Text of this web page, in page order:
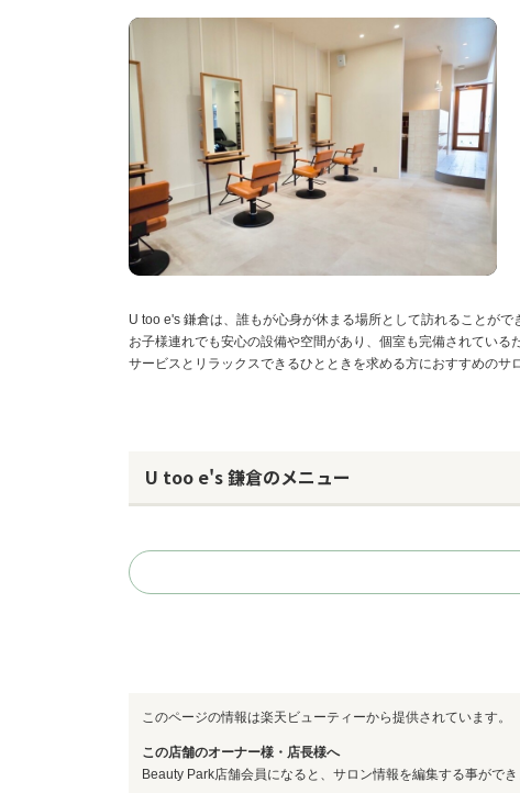
U too e's 鎌倉は、誰もが心身が休まる場所として訪れることが
お子様連れでも安心の設備や空間があり、個室も完備されてい
サービスとリラックスできるひとときを求める方におすすめのサ
U too e's 鎌倉のメニュー
このページの情報は楽天ビューティーから提供されています。
この店舗のオーナー様・店長様へ
Beauty Park店舗会員になると、サロン情報を編集する事がで